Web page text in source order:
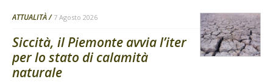
ATTUALITÀ 7 Agosto 2026
Siccità, il Piemonte avvia l’iter
per lo stato di calamità
naturale